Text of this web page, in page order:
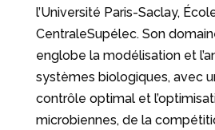
l’Université Paris-Saclay,
CentraleSupélec. Son
englobe la modélisation et
systèmes biologiques, avec
contrôle optimal et
microbiennes, de la